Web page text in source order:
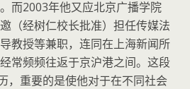
而2003年他又应北京广播学院
（经树仁校长批准）担任传媒法
教授等兼职，连同在上海新闻所
常频频往返于京沪港之间。这段
，重要的是使他对于在不同社会